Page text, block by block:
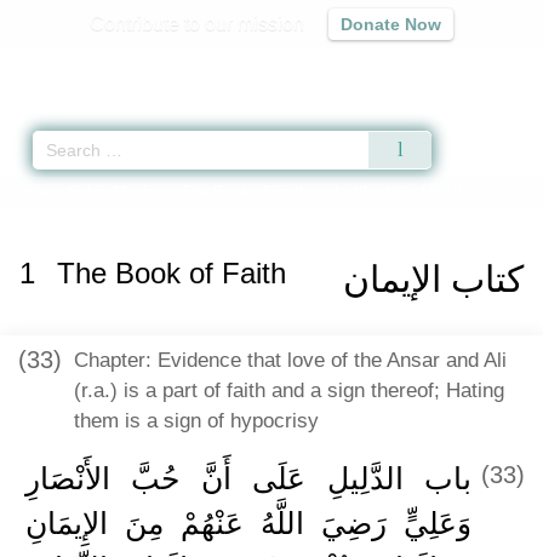
Donate Now
كتاب الإيمان 1 The Book of Faith
(33) Chapter: Evidence that love of the Ansar and Ali
(r.a.) is a part of faith and a sign thereof; Hating
them is a sign of hypocrisy
(33) باب الدَّلِيلِ عَلَى أَنَّ حُبَّ الأَنْصَارِ
وَعَلِيٍّ رَضِيَ اللَّهُ عَنْهُمْ مِنَ الإِيمَانِ